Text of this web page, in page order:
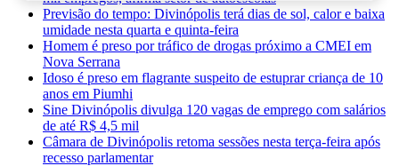
Previsão do tempo: Divinópolis terá dias de sol, calor e baixa
umidade nesta quarta e quinta-feira
Homem é preso por tráfico de drogas próximo a CMEI em
Nova Serrana
Idoso é preso em flagrante suspeito de estuprar criança de 10
anos em Piumhi
Sine Divinópolis divulga 120 vagas de emprego com salários
de até R$ 4,5 mil
Câmara de Divinópolis retoma sessões nesta terça-feira após
recesso parlamentar